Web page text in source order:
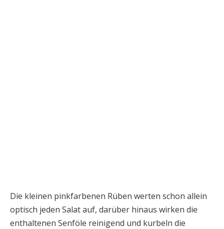
Die kleinen pinkfarbenen Rüben werten schon allein
optisch jeden Salat auf, darüber hinaus wirken die
enthaltenen Senföle reinigend und kurbeln die